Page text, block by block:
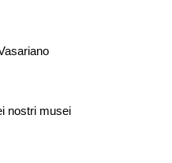
nostri musei